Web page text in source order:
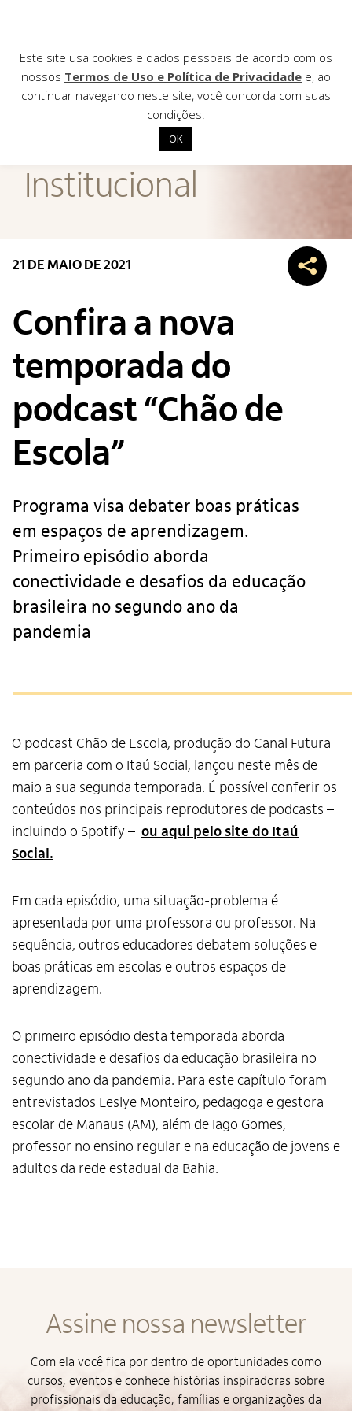
Institucional
Contato
Termos de Uso e Política de
Privacidade
Institucional
21 DE MAIO DE 2021
Confira a nova
temporada do
podcast “Chão de
Escola”
Programa visa debater boas práticas
em espaços de aprendizagem.
Primeiro episódio aborda
conectividade e desafios da educação
brasileira no segundo ano da
pandemia
O podcast Chão de Escola, produção do Canal Futura
em parceria com o Itaú Social, lançou neste mês de
maio a sua segunda temporada. É possível conferir os
conteúdos nos principais reprodutores de podcasts –
incluindo o Spotify – ou aqui pelo site do Itaú
Social.
Em cada episódio, uma situação-problema é
apresentada por uma professora ou professor. Na
sequência, outros educadores debatem soluções e
boas práticas em escolas e outros espaços de
aprendizagem.
O primeiro episódio desta temporada aborda
conectividade e desafios da educação brasileira no
segundo ano da pandemia. Para este capítulo foram
entrevistados Leslye Monteiro, pedagoga e gestora
escolar de Manaus (AM), além de Iago Gomes,
professor no ensino regular e na educação de jovens e
adultos da rede estadual da Bahia.
Assine nossa newsletter
Com ela você fica por dentro de oportunidades como
cursos, eventos e conhece histórias inspiradoras sobre
profissionais da educação, famílias e organizações da
Este site usa cookies e dados pessoais de acordo com os
nossos Termos de Uso e Política de Privacidade e, ao
continuar navegando neste site, você concorda com suas
condições.
OK